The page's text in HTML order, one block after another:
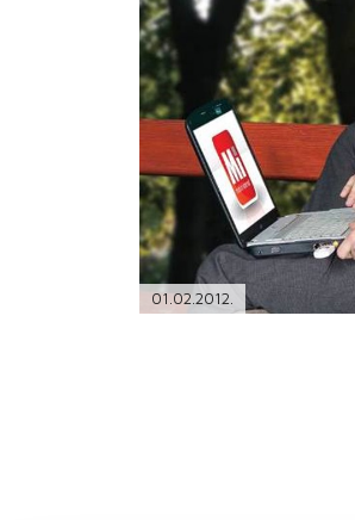
TELEFONSKI IMENIK
01.02.2012.